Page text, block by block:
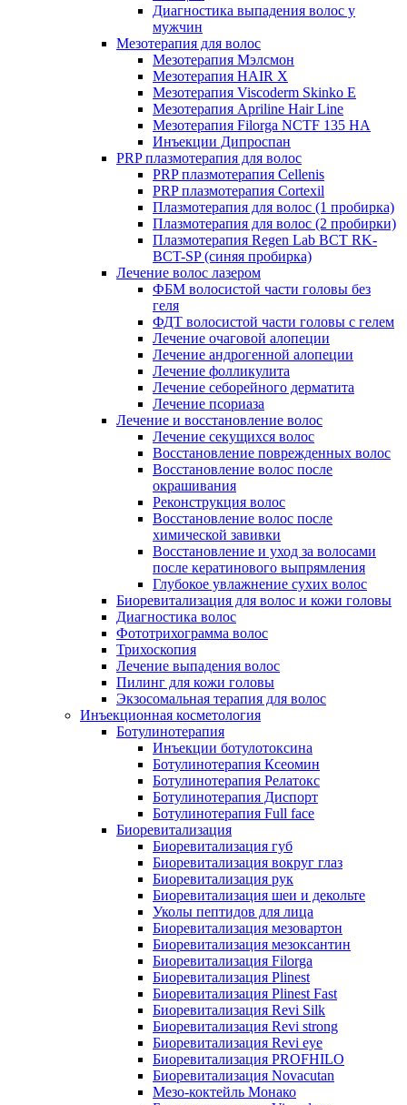
Диагностика выпадения волос у
мужчин
Мезотерапия для волос
Мезотерапия Мэлсмон
Мезотерапия HAIR X
Мезотерапия Viscoderm Skinko E
Мезотерапия Apriline Hair Line
Мезотерапия Filorga NCTF 135 HA
Инъекции Дипроспан
PRP плазмотерапия для волос
PRP плазмотерапия Cellenis
PRP плазмотерапия Cortexil
Плазмотерапия для волос (1 пробирка)
Плазмотерапия для волос (2 пробирки)
Плазмотерапия Regen Lab BCT RK-
BCT-SP (синяя пробирка)
Лечение волос лазером
ФБМ волосистой части головы без
геля
ФДТ волосистой части головы с гелем
Лечение очаговой алопеции
Лечение андрогенной алопеции
Лечение фолликулита
Лечение себорейного дерматита
Лечение псориаза
Лечение и восстановление волос
Лечение секущихся волос
Восстановление поврежденных волос
Восстановление волос после
окрашивания
Реконструкция волос
Восстановление волос после
химической завивки
Восстановление и уход за волосами
после кератинового выпрямления
Глубокое увлажнение сухих волос
Биоревитализация для волос и кожи головы
Диагностика волос
Фототрихограмма волос
Трихоскопия
Лечение выпадения волос
Пилинг для кожи головы
Экзосомальная терапия для волос
Инъекционная косметология
Ботулинотерапия
Инъекции ботулотоксина
Ботулинотерапия Ксеомин
Ботулинотерапия Релатокс
Ботулинотерапия Диспорт
Ботулинотерапия Full face
Биоревитализация
Биоревитализация губ
Биоревитализация вокруг глаз
Биоревитализация рук
Биоревитализация шеи и декольте
Уколы пептидов для лица
Биоревитализация мезовартон
Биоревитализация мезоксантин
Биоревитализация Filorga
Биоревитализация Plinest
Биоревитализация Plinest Fast
Биоревитализация Revi Silk
Биоревитализация Revi strong
Биоревитализация Revi eye
Биоревитализация PROFHILO
Биоревитализация Novacutan
Мезо-коктейль Монако